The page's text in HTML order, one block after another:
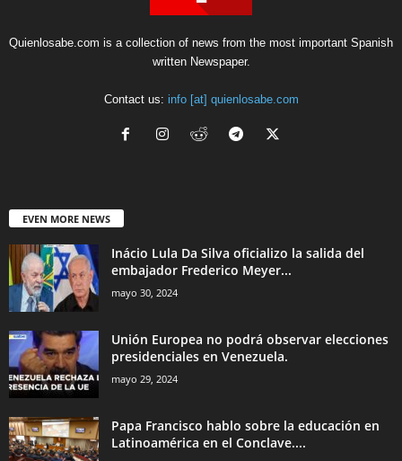
Quienlosabe.com is a collection of news from the most important Spanish
written Newspaper.
Contact us: info [at] quienlosabe.com
EVEN MORE NEWS
Inácio Lula Da Silva oficializo la salida del
embajador Frederico Meyer...
mayo 30, 2024
Unión Europea no podrá observar elecciones
presidenciales en Venezuela.
mayo 29, 2024
Papa Francisco hablo sobre la educación en
Latinoamérica en el Conclave....